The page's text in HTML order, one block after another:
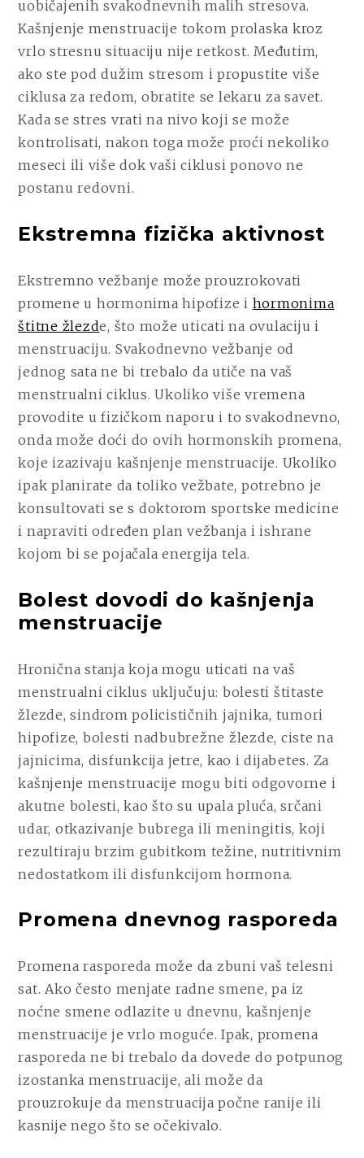
uobičajenih svakodnevnih malih stresova.
Kašnjenje menstruacije tokom prolaska kroz
vrlo stresnu situaciju nije retkost. Međutim,
ako ste pod dužim stresom i propustite više
ciklusa za redom, obratite se lekaru za savet.
Kada se stres vrati na nivo koji se može
kontrolisati, nakon toga može proći nekoliko
meseci ili više dok vaši ciklusi ponovo ne
postanu redovni.
Ekstremna fizička aktivnost
Ekstremno vežbanje može prouzrokovati
promene u hormonima hipofize i hormonima
štitne žlezde, što može uticati na ovulaciju i
menstruaciju. Svakodnevno vežbanje od
jednog sata ne bi trebalo da utiče na vaš
menstrualni ciklus. Ukoliko više vremena
provodite u fizičkom naporu i to svakodnevno,
onda može doći do ovih hormonskih promena,
koje izazivaju kašnjenje menstruacije. Ukoliko
ipak planirate da toliko vežbate, potrebno je
konsultovati se s doktorom sportske medicine
i napraviti određen plan vežbanja i ishrane
kojom bi se pojačala energija tela.
Bolest dovodi do kašnjenja
menstruacije
Hronična stanja koja mogu uticati na vaš
menstrualni ciklus uključuju: bolesti štitaste
žlezde, sindrom policističnih jajnika, tumori
hipofize, bolesti nadbubrežne žlezde, ciste na
jajnicima, disfunkcija jetre, kao i dijabetes. Za
kašnjenje menstruacije mogu biti odgovorne i
akutne bolesti, kao što su upala pluća, srčani
udar, otkazivanje bubrega ili meningitis, koji
rezultiraju brzim gubitkom težine, nutritivnim
nedostatkom ili disfunkcijom hormona.
Promena dnevnog rasporeda
Promena rasporeda može da zbuni vaš telesni
sat. Ako često menjate radne smene, pa iz
noćne smene odlazite u dnevnu, kašnjenje
menstruacije je vrlo moguće. Ipak, promena
rasporeda ne bi trebalo da dovede do potpunog
izostanka menstruacije, ali može da
prouzrokuje da menstruacija počne ranije ili
kasnije nego što se očekivalo.